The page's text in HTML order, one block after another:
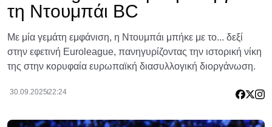
τη Ντουμπάι BC
Με μία γεμάτη εμφάνιση, η Ντουμπάι μπήκε με το... δεξί
στην εφετινή Euroleague, πανηγυρίζοντας την ιστορική νίκη
της στην κορυφαία ευρωπαϊκή διασυλλογική διοργάνωση.
30.09.202522:24